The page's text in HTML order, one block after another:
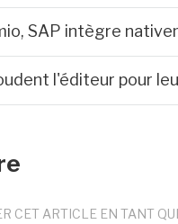
SAP intègre
l'éditeur pour
CET ARTICLE EN TANT